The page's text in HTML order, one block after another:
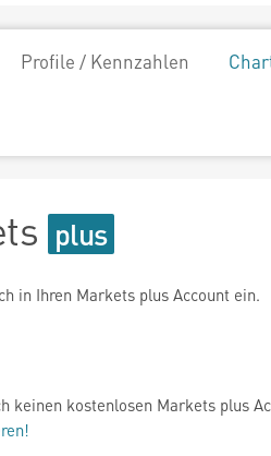
Profile / Kennzahlen
in Ihren Markets plus Account ein.
keinen kostenlosen Markets plus